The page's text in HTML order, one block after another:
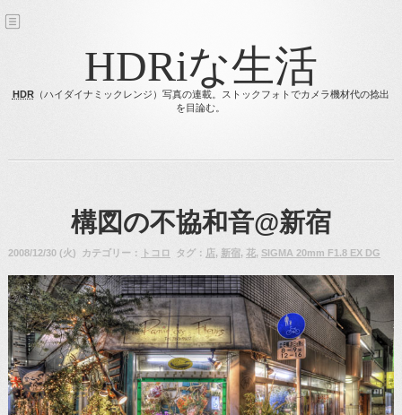
HDRiな生活
HDR（ハイダイナミックレンジ）写真の連載。ストックフォトでカメラ機材代の捻出
を目論む。
構図の不協和音@新宿
2008/12/30 (火) カテゴリー： トコロ タグ： 店, 新宿, 花, SIGMA 20mm F1.8 EX DG